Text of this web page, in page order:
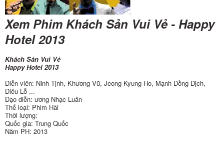
Xem Phim Khách Sản Vui Vẻ - Happy
Hotel 2013
Khách Sản Vui Vẻ
Happy Hotel 2013
Diễn viên: Ninh Tịnh, Khương Vũ, Jeong Kyung Ho, Mạnh Đồng Địch,
Diêu Lỗ ...
Đạo diễn: ương Nhạc Luân
Thể loại: Phim Hài
Thời lượng:
Quốc gia: Trung Quốc
Năm PH: 2013